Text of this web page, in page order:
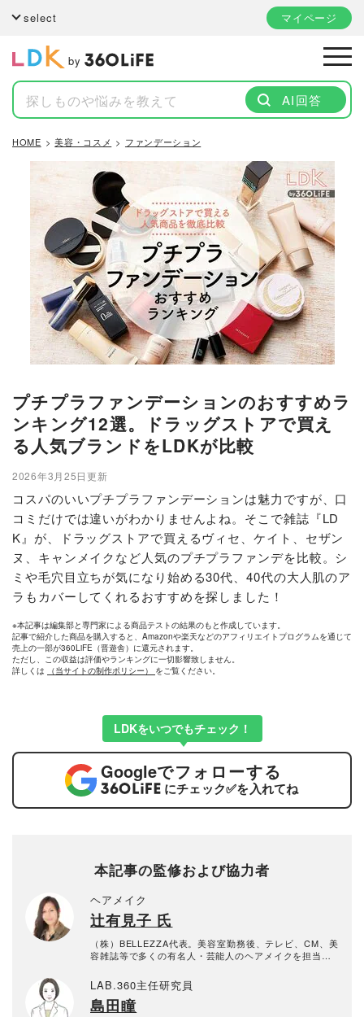
select マイページ
by
AI回答
HOME 美容・コスメ ファンデーション
プチプラファンデーションのおすすめラ
ンキング12選。ドラッグストアで買え
る人気ブランドをLDKが比較
2026年3月25日更新
コスパのいいプチプラファンデーションは魅力ですが、口
コミだけでは違いがわかりませんよね。そこで雑誌『LD
K』が、ドラッグストアで買えるヴィセ、ケイト、セザン
ヌ、キャンメイクなど人気のプチプラファンデを比較。シ
ミや毛穴目立ちが気になり始める30代、40代の大人肌のア
ラもカバーしてくれるおすすめを探しました！
※本記事は編集部と専門家による商品テストの結果のもと作成しています。
記事で紹介した商品を購入すると、Amazonや楽天などのアフィリエイトプログラムを通じて
売上の一部が360LiFE（晋遊舎）に還元されます。
ただし、この収益は評価やランキングに一切影響致しません。
詳しくは
（当サイトの制作ポリシー） をご覧ください。
LDKをいつでもチェック！
Googleでフォローする
にチェック✅を入れてね
本記事の監修および協力者
ヘアメイク
辻有見子 氏
（株）BELLEZZA代表。美容室勤務後、テレビ、CM、美
容雑誌等で多くの有名人・芸能人のヘアメイクを担当。
LAB.360主任研究員
島田瞳